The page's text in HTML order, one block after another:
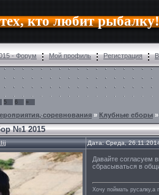
кто любит рыбалку!
- Форум Мой профиль Регистрация
5 6 »
соревнования » Клубные сборы »
№1 2015
Дата: Среда,
Давайте согласуем
сбрасываться в
Хочу поймать русалку,а